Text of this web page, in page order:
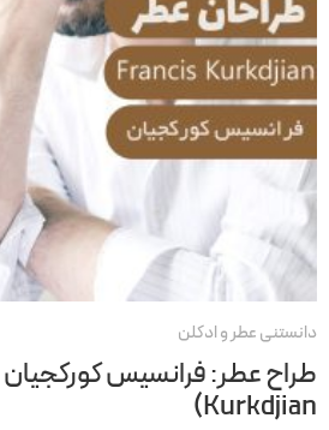
دانستنی عطر و ادکلن
Kurkdjian)